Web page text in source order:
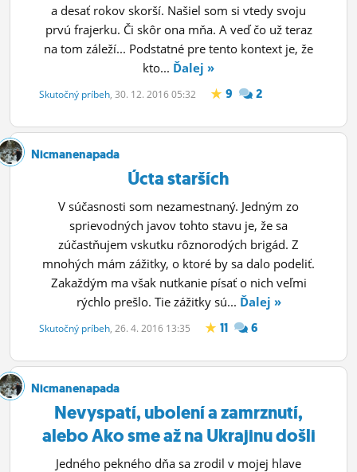
a desať rokov skorší. Našiel som si vtedy svoju
prvú frajerku. Či skôr ona mňa. A veď čo už teraz
na tom záleží... Podstatné pre tento kontext je, že
kto... Ďalej »
Skutočný príbeh, 30. 12. 2016 05:32 9 2
Nicmanenapada
Úcta starších
V súčasnosti som nezamestnaný. Jedným zo
sprievodných javov tohto stavu je, že sa
zúčastňujem vskutku rôznorodých brigád. Z
mnohých mám zážitky, o ktoré by sa dalo podeliť.
Zakaždým ma však nutkanie písať o nich veľmi
rýchlo prešlo. Tie zážitky sú... Ďalej »
Skutočný príbeh, 26. 4. 2016 13:35 11 6
Nicmanenapada
Nevyspatí, ubolení a zamrznutí,
alebo Ako sme až na Ukrajinu došli
Jedného pekného dňa sa zrodil v mojej hlave